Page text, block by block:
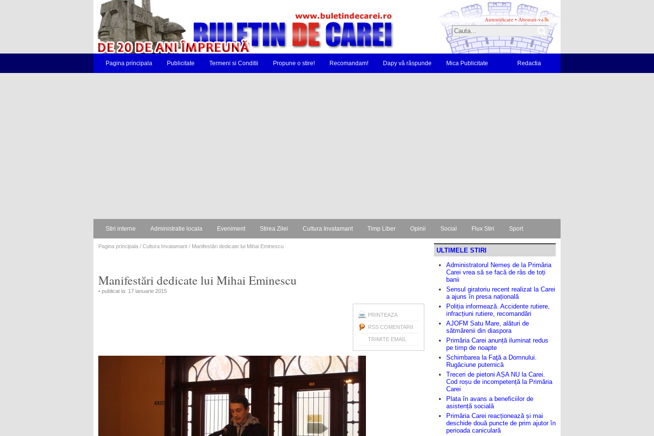
Autentificare • Abonati-va
Pagina principala Publicitate Termeni si Conditii Propune o stire! Recomandam! Dapy vă răspunde Mica Publicitate Redactia
Stiri interne Administratie locala Eveniment Stirea Zilei Cultura Invatamant Timp Liber Opinii Social Flux Stiri Sport
Pagina principala / Cultura Invatamant / Manifestări dedicate lui Mihai Eminescu
Manifestări dedicate lui Mihai Eminescu
• publicat la: 17 ianuarie 2015
PRINTEAZA
RSS COMENTARII
TRIMITE EMAIL
ULTIMELE STIRI
Administratorul Nemeș de la Primăria
Carei vrea să se facă de râs de toți
banii
Sensul giratoriu recent realizat la Carei
a ajuns în presa națională
Poliția informează. Accidente rutiere,
infracțiuni rutiere, recomandări
AJOFM Satu Mare, alături de
sătmărenii din diaspora
Primăria Carei anunță iluminat redus
pe timp de noapte
Schimbarea la Faţă a Domnului.
Rugăciune puternică
Treceri de pietoni AȘA NU la Carei.
Cod roșu de incompetență la Primăria
Carei
Plata în avans a beneficiilor de
asistență socială
Primăria Carei reacționează și mai
deschide două puncte de prim ajutor în
perioada caniculară